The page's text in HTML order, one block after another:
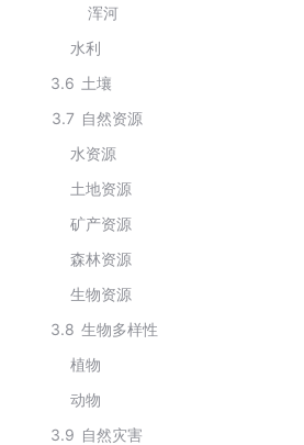
浑河
水利
3.6 土壤
3.7 自然资源
水资源
土地资源
矿产资源
森林资源
生物资源
3.8 生物多样性
植物
动物
3.9 自然灾害